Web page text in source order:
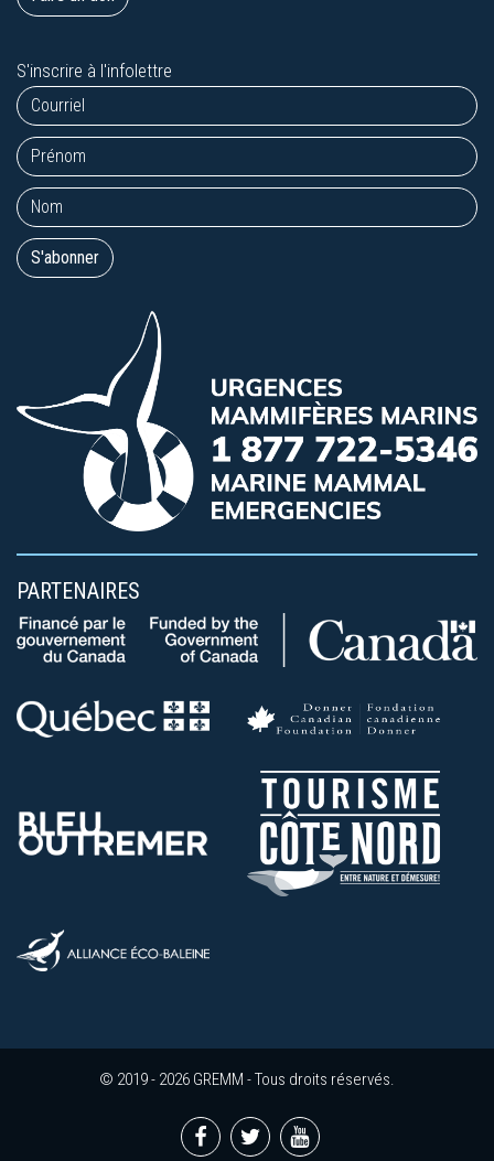
S'inscrire à l'infolettre
PARTENAIRES
© 2019 - 2026 GREMM - Tous droits réservés.